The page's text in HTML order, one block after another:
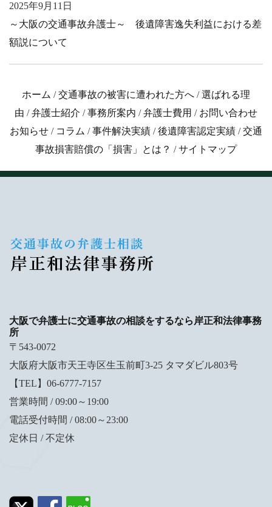
2025年9月11日
～大阪の交通事故弁護士～ 後遺障害逸失利益における差
額説について
ホーム /交通事故の被害に遭われた方へ /選ばれる理
由 /弁護士紹介 /事務所案内 /弁護士費用 / お問い合わせ
お知らせ / コラム /事件解決実績 /後遺障害認定実績 /交通
事故損害賠償の「損害」とは？ /サイトマップ
大阪で弁護士に交通事故の相談をするなら岸正和法律事務
所
〒543-0072
大阪府大阪市天王寺区生玉前町3-25 タマダビル803号
【TEL】06-6777-7157
営業時間 / 09:00～19:00
電話受付時間 / 08:00～23:00
定休日 / 不定休